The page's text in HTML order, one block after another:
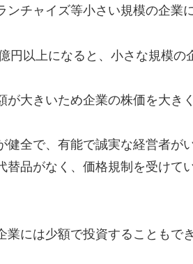
ンチャイズ等小さい規模の企業
円以上になると、小さな規模の
が大きいため企業の株価を大き
健全で、有能で誠実な経営者が
替品がなく、価格規制を受けて
業には少額で投資することもで